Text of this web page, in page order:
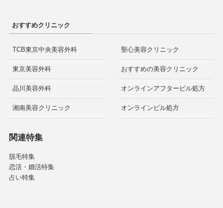
おすすめクリニック
TCB東京中央美容外科
東京美容外科
品川美容外科
湘南美容クリニック
聖心美容クリニック
おすすめの美容クリニック
オンラインアフターピル処方
オンラインピル処方
関連特集
脱毛特集
恋活・婚活特集
占い特集